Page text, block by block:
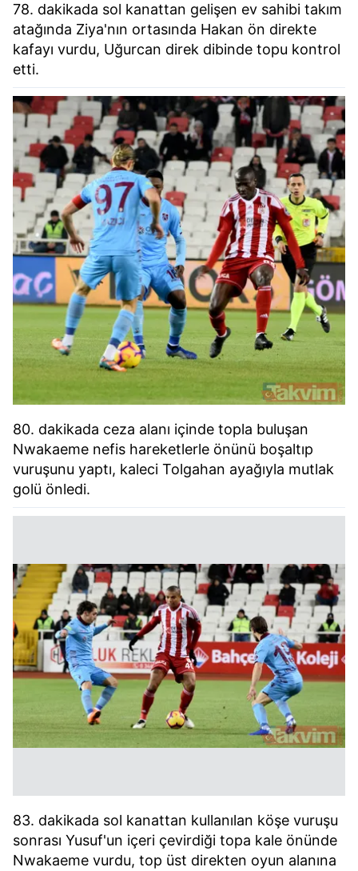
78. dakikada sol kanattan gelişen ev sahibi takım
atağında Ziya'nın ortasında Hakan ön direkte
kafayı vurdu, Uğurcan direk dibinde topu kontrol
etti.
80. dakikada ceza alanı içinde topla buluşan
Nwakaeme nefis hareketlerle önünü boşaltıp
vuruşunu yaptı, kaleci Tolgahan ayağıyla mutlak
golü önledi.
83. dakikada sol kanattan kullanılan köşe vuruşu
sonrası Yusuf'un içeri çevirdiği topa kale önünde
Nwakaeme vurdu, top üst direkten oyun alanına